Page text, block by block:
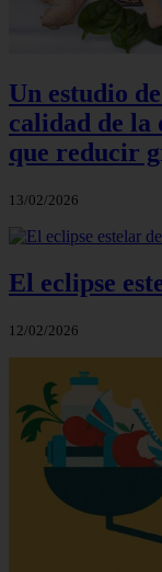
Un estudio
calidad de la
que reducir
13/02/2026
El eclipse
12/02/2026